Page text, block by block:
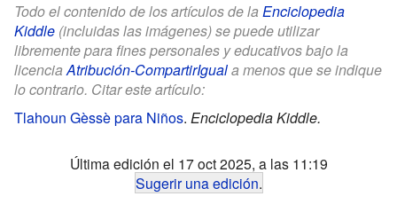
Todo el contenido de los artículos de la Enciclopedia
Kiddle (incluidas las imágenes) se puede utilizar
libremente para fines personales y educativos bajo la
licenciaAtribución-CompartirIguala menos que se indique
lo contrario. Citar este artículo:
Tlahoun Gèssè para Niños. Enciclopedia Kiddle.
Última edición el 17 oct 2025, a las 11:19
Sugerir una edición.